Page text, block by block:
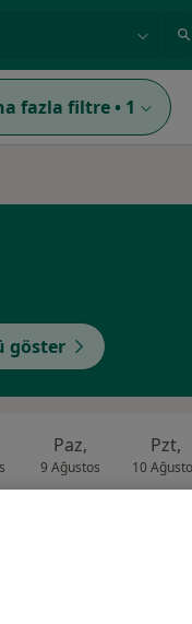
fazla filtre • 1
göster
Paz,
9 Ağustos
Pzt,
10